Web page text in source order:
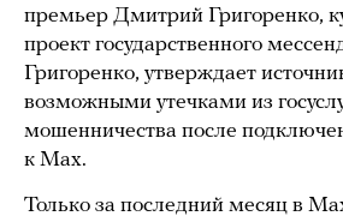
премьер Дмитрий Григоренко,
проект государственного
Григоренко, утверждает
возможными утечками из
мошенничества после
к Maх.
Только за последний месяц в